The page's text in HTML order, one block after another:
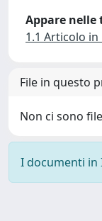
Appare nelle
1.1 Articolo in
File in questo
Non ci sono
I documenti in